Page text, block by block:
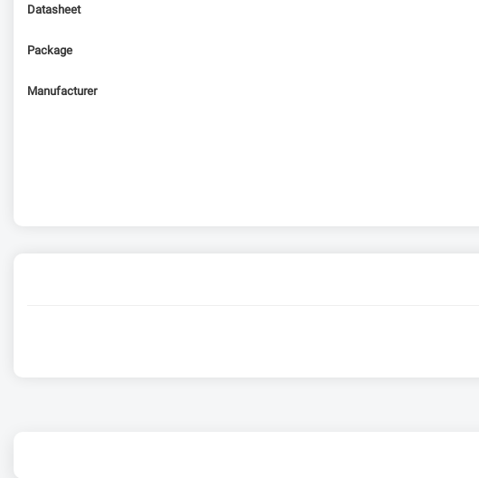
Datasheet
Package
Manufacturer